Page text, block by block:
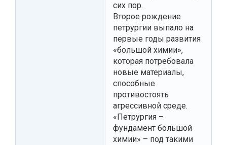
сих пор.
Второе рождение
петрургии выпало на
первые годы развития
«большой химии»,
которая потребовала
новые материалы,
способные
противостоять
агрессивной среде.
«Петрургия –
фундамент большой
химии» – под такими